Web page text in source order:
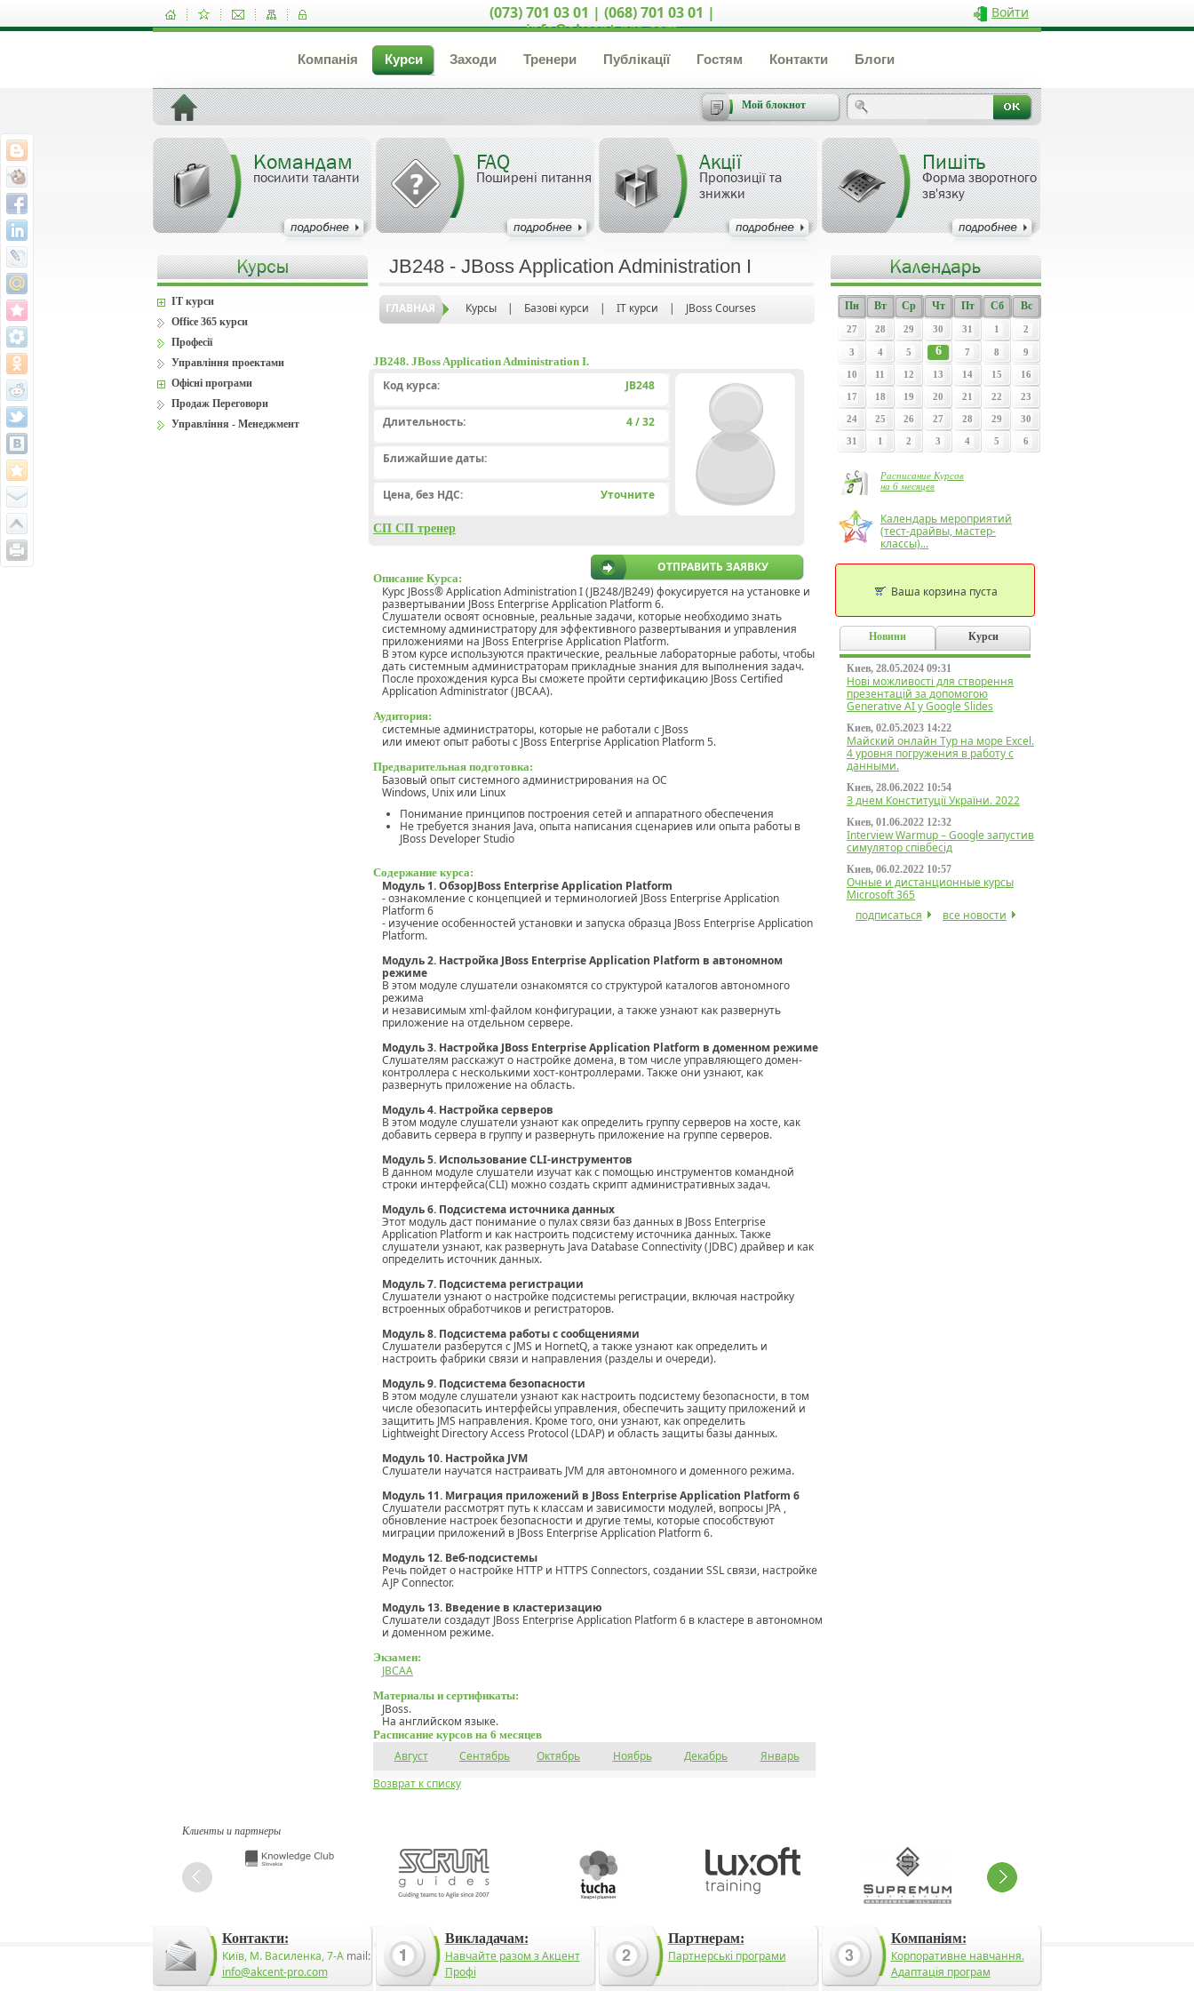
(073) 701 03 01 | (068) 701 03 01 |
info@akcent-pro.com
Войти
Компанія Курси Заходи Тренери Публікації Гостям Контакти Блоги
Мой блокнот
Командам
посилити таланти
FAQ
Поширені питання
Акції
Пропозиції та
знижки
Пишіть
Форма зворотного
зв'язку
JB248 - JBoss Application Administration I
ГЛАВНАЯ Курсы | Базові курси | IT курси | JBoss Courses
JB248. JBoss Application Administration I.
Код курса: JB248
Длительность: 4 / 32
Ближайшие даты:
Цена, без НДС: Уточните
СП СП тренер
ОТПРАВИТЬ ЗАЯВКУ
Описание Курса:
Курс JBoss® Application Administration I (JB248/JB249) фокусируется на установке и
развертывании JBoss Enterprise Application Platform 6.
Слушатели освоят основные, реальные задачи, которые необходимо знать
системному администратору для эффективного развертывания и управления
приложениями на JBoss Enterprise Application Platform.
В этом курсе используются практические, реальные лабораторные работы, чтобы
дать системным администраторам прикладные знания для выполнения задач.
После прохождения курса Вы сможете пройти сертификацию JBoss Certified
Application Administrator (JBCAA).
Аудитория:
cистемные администраторы, которые не работали с JBoss
или имеют опыт работы с JBoss Enterprise Application Platform 5.
Предварительная подготовка:
Базовый опыт системного администрирования на ОС
Windows, Unix или Linux
Понимание принципов построения сетей и аппаратного обеспечения
Не требуется знания Java, опыта написания сценариев или опыта работы в
JBoss Developer Studio
Содержание курса:
Модуль 1. ОбзорJBoss Enterprise Application Platform
- ознакомление с концепцией и терминологией JBoss Enterprise Application
Platform 6
- изучение особенностей установки и запуска образца JBoss Enterprise Application
Platform.
Модуль 2. Настройка JBoss Enterprise Application Platform в автономном
режиме
В этом модуле слушатели ознакомятся со структурой каталогов автономного
режима
и независимым xml-файлом конфигурации, а также узнают как развернуть
приложение на отдельном сервере.
Модуль 3. Настройка JBoss Enterprise Application Platform в доменном режиме
Слушателям расскажут о настройке домена, в том числе управляющего домен-
контроллера с несколькими хост-контроллерами. Также они узнают, как
развернуть приложение на область.
Модуль 4. Настройка серверов
В этом модуле слушатели узнают как определить группу серверов на хосте, как
добавить сервера в группу и развернуть приложение на группе серверов.
Модуль 5. Использование CLI-инструментов
В данном модуле слушатели изучат как с помощью инструментов командной
строки интерфейса(CLI) можно создать скрипт административных задач.
Модуль 6. Подсистема источника данных
Этот модуль даст понимание о пулах связи баз данных в JBoss Enterprise
Application Platform и как настроить подсистему источника данных. Также
слушатели узнают, как развернуть Java Database Connectivity (JDBC) драйвер и как
определить источник данных.
Модуль 7. Подсистема регистрации
Слушатели узнают о настройке подсистемы регистрации, включая настройку
встроенных обработчиков и регистраторов.
Модуль 8. Подсистема работы с сообщениями
Слушатели разберутся с JMS и HornetQ, а также узнают как определить и
настроить фабрики связи и направления (разделы и очереди).
Модуль 9. Подсистема безопасности
В этом модуле слушатели узнают как настроить подсистему безопасности, в том
числе обезопасить интерфейсы управления, обеспечить защиту приложений и
защитить JMS направления. Кроме того, они узнают, как определить
Lightweight Directory Access Protocol (LDAP) и область защиты базы данных.
Модуль 10. Настройка JVM
Слушатели научатся настраивать JVM для автономного и доменного режима.
Модуль 11. Миграция приложений в JBoss Enterprise Application Platform 6
Слушатели рассмотрят путь к классам и зависимости модулей, вопросы JPA ,
обновление настроек безопасности и другие темы, которые способствуют
миграции приложений в JBoss Enterprise Application Platform 6.
Модуль 12. Веб-подсистемы
Речь пойдет о настройке HTTP и HTTPS Connectors, создании SSL связи, настройке
AJP Connector.
Модуль 13. Введение в кластеризацию
Слушатели создадут JBoss Enterprise Application Platform 6 в кластере в автономном
и доменном режиме.
Экзамен:
JBCAA
Материалы и сертификаты:
JBoss.
На английском языке.
Расписание курсов на 6 месяцев
Август Сентябрь Октябрь Ноябрь Декабрь
Январь
Возврат к списку
IT курси
Office 365 курси
Професії
Управління проектами
Офісні програми
Продаж Переговори
Управління - Менеджмент
Пн Вт Ср Чт Пт Сб Вс
27 28 29 30 31 1 2
3 4 5 6 7 8 9
10 11 12 13 14 15 16
17 18 19 20 21 22 23
24 25 26 27 28 29 30
31 1 2 3 4 5 6
Расписание Курсов
на 6 месяцев
Календарь мероприятий
(тест-драйвы, мастер-
классы)...
Ваша корзина пуста
Новини Курси
Киев, 28.05.2024 09:31
Нові можливості для створення
презентацій за допомогою
Generative AI у Google Slides
Киев, 02.05.2023 14:22
Майский онлайн Тур на море Excel.
4 уровня погружения в работу с
данными.
Киев, 28.06.2022 10:54
З днем Конституції України. 2022
Киев, 01.06.2022 12:32
Interview Warmup – Google запустив
симулятор співбесід
Киев, 06.02.2022 10:57
Очные и дистанционные курсы
Microsoft 365
подписаться
все новости
Клиенты и партнеры
Контакти:
Київ, М. Василенка, 7-Аmail:
info@akcent-pro.com
Викладачам:
Навчайте разом з Акцент
Профі
Партнерам:
Партнерські програми
Компаніям:
Корпоративне навчання.
Адаптація програм